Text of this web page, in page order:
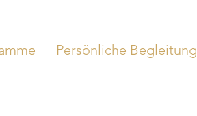
Persönliche Begleitung